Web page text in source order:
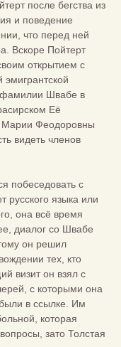
после бегства из
и поведение
что перед ней
Вскоре Пойтерт
открытием с
эмигрантской
Швабе в
Её
Марии Феодоровны
видеть членов
побеседовать с
русского языка или
она всё время
диалог со Швабе
он решил
тех, кто
визит он взял с
с которыми она
в ссылке. Им
которая
зато Толстая